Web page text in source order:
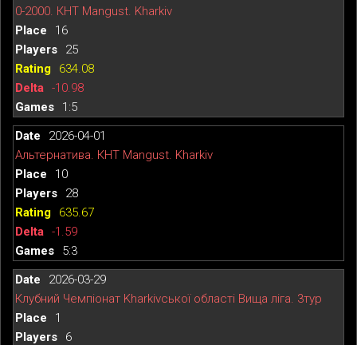
0-2000. КНТ Mangust. Kharkiv
16
25
634.08
-10.98
1:5
2026-04-01
Альтернатива. КНТ Mangust. Kharkiv
10
28
635.67
-1.59
5:3
2026-03-29
Клубний Чемпіонат Kharkivської області Вища ліга. 3тур
1
6